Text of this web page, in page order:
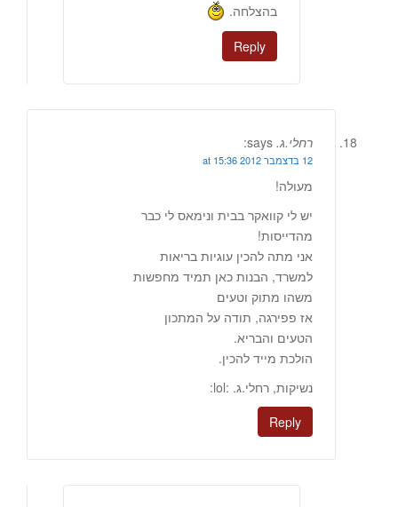
בהצלחה.
Reply
רחלי.ג. says:
12 בדצמבר 2012 at 15:36
מעולה!
יש לי קוואקר בבית ונימאס לי כבר
מהדייסות!
אני מתה להכין עוגיות בריאות
למשרד, הבנות כאן תמיד מחפשות
משהו מתוק וטעים
אז פפירגה, תודה על המתכון
הטעים והבריא.
הולכת מייד להכין.
נשיקות, רחלי.ג. :lol:
Reply